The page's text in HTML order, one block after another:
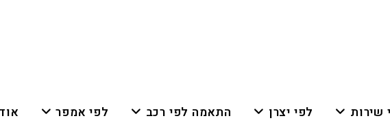
שירות לפי יצרן התאמה לפי רכב לפי אמפר